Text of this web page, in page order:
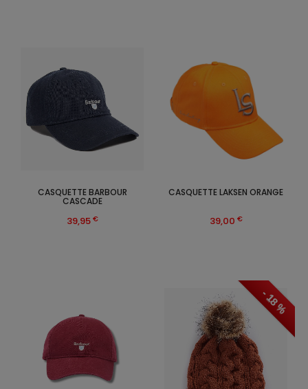
CASQUETTE BARBOUR
CASCADE
39,95 €
CASQUETTE LAKSEN ORANGE
39,00 €
- 18 %